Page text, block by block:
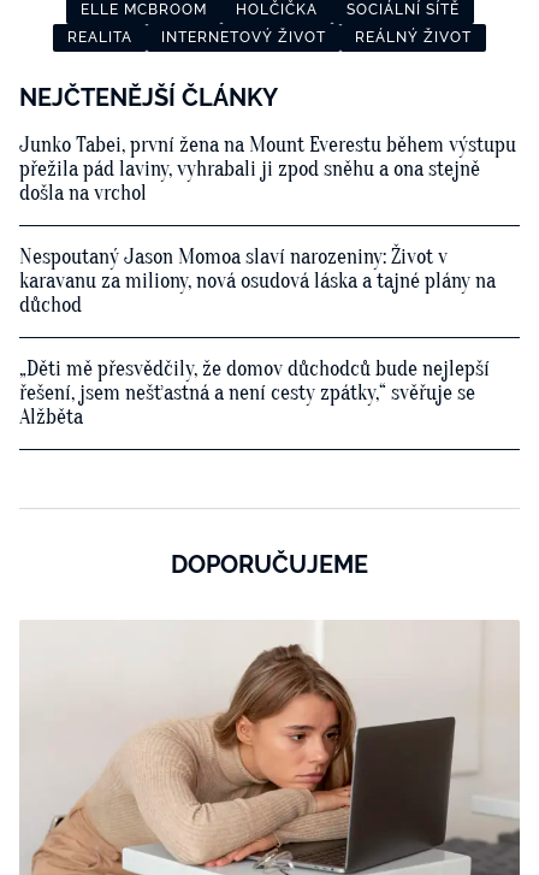
ELLE MCBROOM HOLČIČKA
SOCIÁLNÍ SÍTĚ
REALITA
INTERNETOVÝ ŽIVOT REÁLNÝ ŽIVOT
NEJČTENĚJŠÍ ČLÁNKY
Junko Tabei, první žena na Mount Everestu během výstupu
přežila pád laviny, vyhrabali ji zpod sněhu a ona stejně
došla na vrchol
Nespoutaný Jason Momoa slaví narozeniny: Život v
karavanu za miliony, nová osudová láska a tajné plány na
důchod
„Děti mě přesvědčily, že domov důchodců bude nejlepší
řešení, jsem nešťastná a není cesty zpátky,“ svěřuje se
Alžběta
DOPORUČUJEME